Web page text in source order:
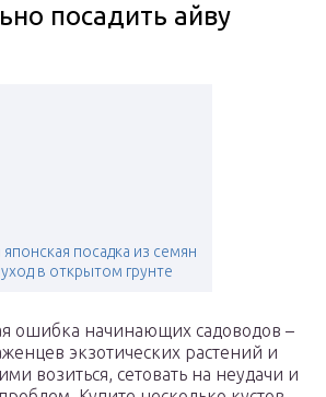
посадить айву
посадка из семян
в открытом грунте
ошибка начинающих садоводов –
экзотических растений и
возиться, сетовать на неудачи и